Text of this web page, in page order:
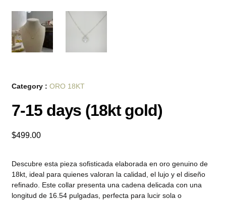
Category :ORO 18KT
7-15 days (18kt gold)
$499.00
Descubre esta pieza sofisticada elaborada en oro genuino de
18kt, ideal para quienes valoran la calidad, el lujo y el diseño
refinado. Este collar presenta una cadena delicada con una
longitud de 16.54 pulgadas, perfecta para lucir sola o